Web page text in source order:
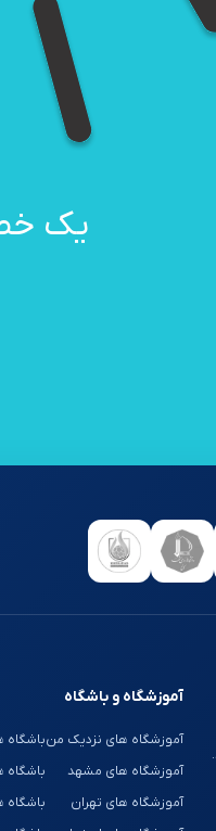
یک
آموزشگاه و باشگاه
آموزشگاه های نزدیک من
آموزشگاه های مشهد
آموزشگاه های تهران
باشگاه